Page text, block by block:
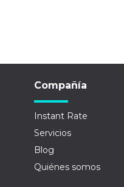
Compañía
Instant Rate
Servicios
Blog
Quiénes somos